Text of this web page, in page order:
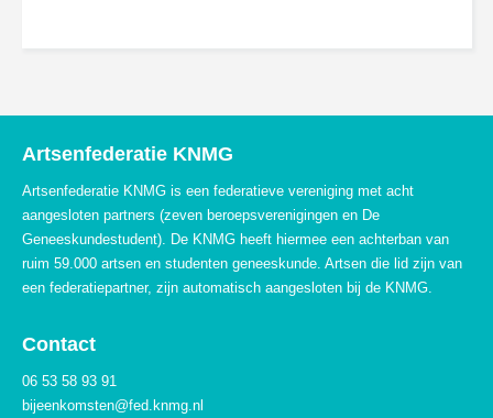
Artsenfederatie KNMG
Artsenfederatie KNMG is een federatieve vereniging met acht
aangesloten partners (zeven beroepsverenigingen en De
Geneeskundestudent). De KNMG heeft hiermee een achterban van
ruim 59.000 artsen en studenten geneeskunde. Artsen die lid zijn van
een federatiepartner, zijn automatisch aangesloten bij de KNMG.
Contact
06 53 58 93 91
bijeenkomsten@fed.knmg.nl